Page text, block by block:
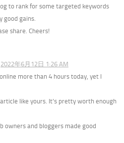
to rank for some targeted keywords
good gains.
share. Cheers!
2022年6月12日 1:26 AM
more than 4 hours today, yet I
like yours. It’s pretty worth enough
owners and bloggers made good